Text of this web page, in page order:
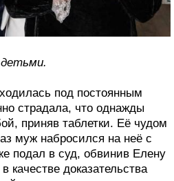
под постоянным
страдала, что однажды
приняв таблетки. Её чудом
муж набросился на неё с
подал в суд, обвинив Елену
доказательства